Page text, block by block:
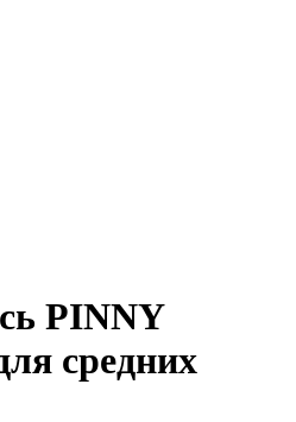
PINNY
средних